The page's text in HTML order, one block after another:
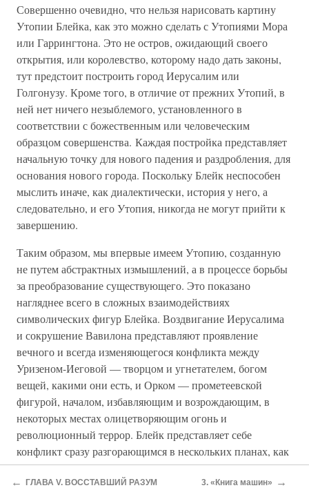
Совершенно очевидно, что нельзя нарисовать картину
Утопии Блейка, как это можно сделать с Утопиями Мора
или Гаррингтона. Это не остров, ожидающий своего
открытия, или королевство, которому надо дать законы,
тут предстоит построить город Иерусалим или
Голгонузу. Кроме того, в отличие от прежних Утопий, в
ней нет ничего незыблемого, установленного в
соответствии с божественным или человеческим
образцом совершенства. Каждая постройка представляет
начальную точку для нового падения и раздробления, для
основания нового города. Поскольку Блейк неспособен
мыслить иначе, как диалектически, история у него, а
следовательно, и его Утопия, никогда не могут прийти к
завершению.
Таким образом, мы впервые имеем Утопию, созданную
не путем абстрактных измышлений, а в процессе борьбы
за преобразование существующего. Это показано
нагляднее всего в сложных взаимодействиях
символических фигур Блейка. Воздвигание Иерусалима
и сокрушение Вавилона представляют проявление
вечного и всегда изменяющегося конфликта между
Уризеном-Иеговой — творцом и угнетателем, богом
вещей, какими они есть, и Орком — прометеевской
фигурой, началом, избавляющим и возрождающим, в
некоторых местах олицетворяющим огонь и
революционный террор. Блейк представляет себе
конфликт сразу разгорающимся в нескольких планах, как
борьбу космических начал, но одновременно и как
конфликт внутри общества и в людском сознании.
← ГЛАВА V. ВОССТАВШИЙ РАЗУМ 3. «Книга машин» →